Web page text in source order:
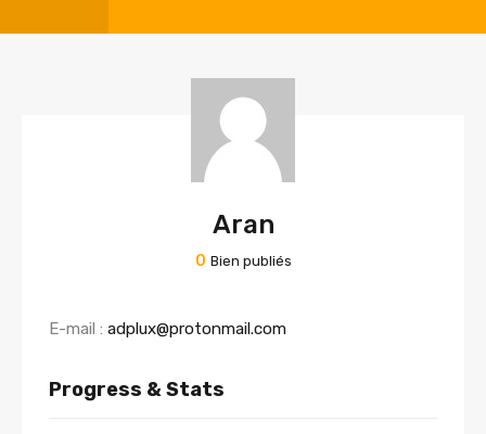
Aran
0 Bien publiés
E-mail : adplux@protonmail.com
Progress & Stats